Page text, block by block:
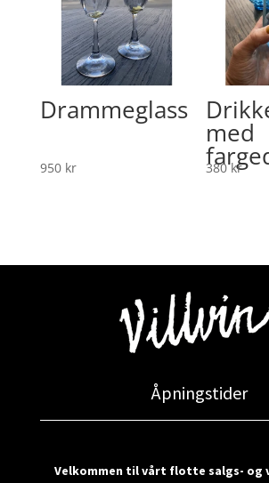
Drammeglass
950 kr
med
380kr
Åpningstider
Velkommen til vårt flotte salgs- og